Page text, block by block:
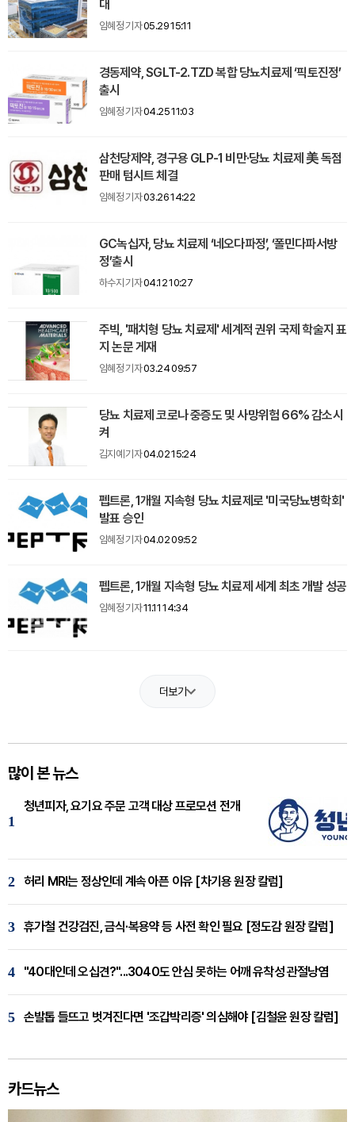
대
임혜정 기자05.29 15:11
경동제약, SGLT-2․TZD 복합 당뇨치료제 ‘픽토진정’
출시
임혜정 기자04.25 11:03
삼천당제약, 경구용 GLP-1 비만·당뇨 치료제 美 독점
판매 텀시트 체결
임혜정 기자03.26 14:22
GC녹십자, 당뇨 치료제 ‘네오다파정’, ‘폴민다파서방
정’출시
하수지 기자04.12 10:27
주빅, '패치형 당뇨 치료제' 세계적 권위 국제 학술지 표
지 논문 게재
임혜정 기자03.24 09:57
당뇨 치료제 코로나 중증도 및 사망위험 66% 감소시
켜
김지예 기자04.02 15:24
펩트론, 1개월 지속형 당뇨 치료제로 '미국당뇨병학회'
발표 승인
임혜정 기자04.02 09:52
펩트론, 1개월 지속형 당뇨 치료제 세계 최초 개발 성공
임혜정 기자11.11 14:34
더보기
많이 본 뉴스
1
청년피자, 요기요 주문 고객 대상 프로모션 전개
2 허리 MRI는 정상인데 계속 아픈 이유 [차기용 원장 칼럼]
3 휴가철 건강검진, 금식·복용약 등 사전 확인 필요 [정도감 원장 칼럼]
4 "40대인데 오십견?"...3040도 안심 못하는 어깨 유착성 관절낭염
5 손발톱 들뜨고 벗겨진다면 '조갑박리증' 의심해야 [김철윤 원장 칼럼]
카드뉴스